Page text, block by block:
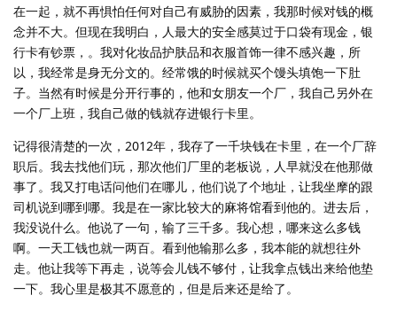
在一起，就不再惧怕任何对自己有威胁的因素，我那时候对钱的概
念并不大。但现在我明白，人最大的安全感莫过于口袋有现金，银
行卡有钞票，。我对化妆品护肤品和衣服首饰一律不感兴趣，所
以，我经常是身无分文的。经常饿的时候就买个馒头填饱一下肚
子。当然有时候是分开行事的，他和女朋友一个厂，我自己另外在
一个厂上班，我自己做的钱就存进银行卡里。
记得很清楚的一次，2012年，我存了一千块钱在卡里，在一个厂辞
职后。我去找他们玩，那次他们厂里的老板说，人早就没在他那做
事了。我又打电话问他们在哪儿，他们说了个地址，让我坐摩的跟
司机说到哪到哪。我是在一家比较大的麻将馆看到他的。进去后，
我没说什么。他说了一句，输了三千多。我心想，哪来这么多钱
啊。一天工钱也就一两百。看到他输那么多，我本能的就想往外
走。他让我等下再走，说等会儿钱不够付，让我拿点钱出来给他垫
一下。我心里是极其不愿意的，但是后来还是给了。